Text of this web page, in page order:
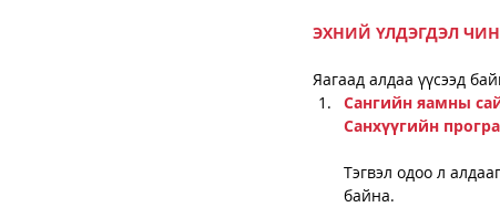
ЭХНИЙ ҮЛДЭГДЭЛ
Яагаад алдаа үүсээд
Сангийн яамны
Санхүүгийн
Тэгвэл одоо л
байна.